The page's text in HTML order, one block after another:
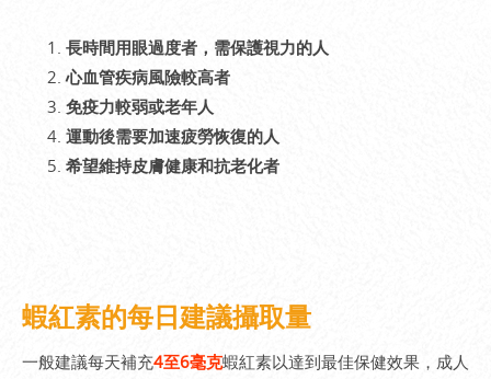
長時間用眼過度者，需保護視力的人
心血管疾病風險較高者
免疫力較弱或老年人
運動後需要加速疲勞恢復的人
希望維持皮膚健康和抗老化者
蝦紅素的每日建議攝取量
一般建議每天補充4至6毫克蝦紅素以達到最佳保健效果，成人